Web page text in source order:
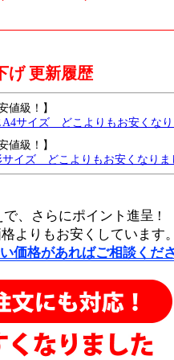
げ 更新履歴
値級！】
サイズ どこよりもお安くなり
値級！】
サイズ どこよりもお安くなりま
もお安くなりました
も安く、さらに値下げしました
く値下げしました。
らに値下げしました
よりも安く値下げしました
どこよりも安く値下げしました
を追加し、どこよりも安く値
、
さらにポイント進呈 !
よりもお安くしています
価格があればご相談くだ